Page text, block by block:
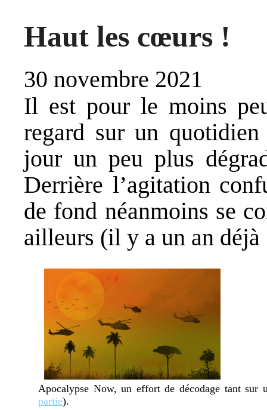
Haut les cœurs !
30 novembre 2021
Il est pour le moins
regard sur un
jour un peu plus
Derrière l’agitation
de fond néanmoins se
ailleurs (il y a un an
Apocalypse Now, un effort de décodage tant sur
partie).